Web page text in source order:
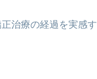
治療の経過を実感